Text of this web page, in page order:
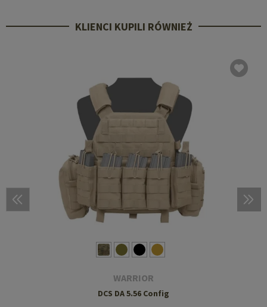
KLIENCI KUPILI RÓWNIEŻ
WARRIOR
DCS DA 5.56 Config